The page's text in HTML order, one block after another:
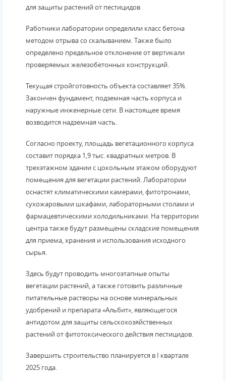
для защиты растений от пестицидов
Работники лаборатории определили класс бетона
методом отрыва со скалыванием. Также было
определено предельное отклонение от вертикали
проверяемых железобетонных конструкций.
Текущая стройготовность объекта составляет 35%.
Закончен фундамент, подземная часть корпуса и
наружные инженерные сети. В настоящее время
возводится надземная часть.
Согласно проекту, площадь вегетационного корпуса
составит порядка 1,9 тыс. квадратных метров. В
трехэтажном здании с цокольным этажом оборудуют
помещения для вегетации растений. Лаборатории
оснастят климатическими камерами, фитотронами,
сухожаровыми шкафами, лабораторными столами и
фармацевтическими холодильниками. На территории
центра также будут размещены складские помещения
для приема, хранения и использования исходного
сырья.
Здесь будут проводить многоэтапные опыты
вегетации растений, а также готовить различные
питательные растворы на основе минеральных
удобрений и препарата «Альбит», являющегося
антидотом для защиты сельскохозяйственных
растений от фитотоксического действия пестицидов.
Завершить строительство планируется в I квартале
2025 года.